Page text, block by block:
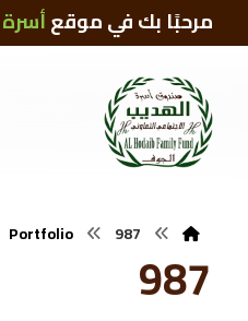
مرحبًا بك في موقع
Portfolio 987
987